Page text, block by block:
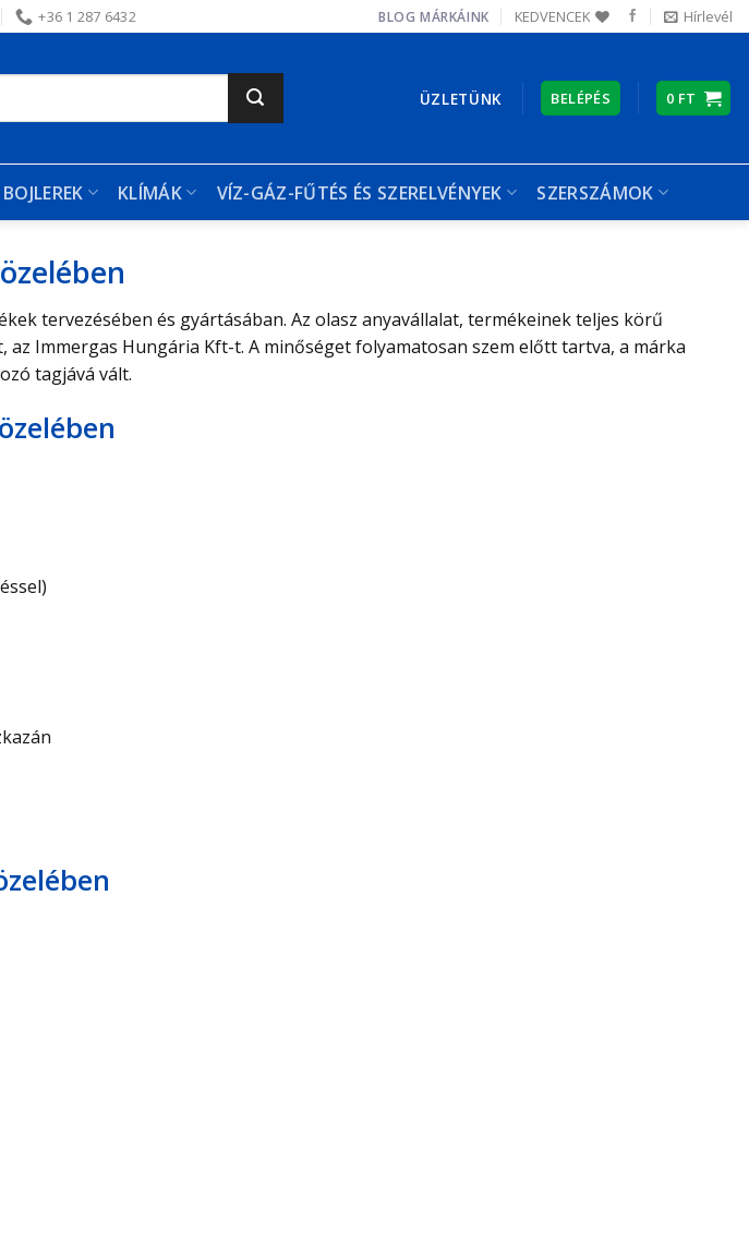
+36 1 287 6432 BLOG MÁRKÁINK KEDVENCEK Hírlevél
ÜZLETÜNK BELÉPÉS 0 FT
KLÍMÁK VÍZ-GÁZ-FŰTÉS ÉS SZERELVÉNYEK SZERSZÁMOK
tervezésében és gyártásában. Az olasz anyavállalat, termékeinek teljes körű
Immergas Hungária Kft-t. A minőséget folyamatosan szem előtt tartva, a márka
tagjává vált.